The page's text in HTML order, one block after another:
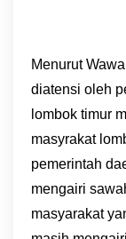
Menurut
diatensi oleh
lombok timur
masyrakat
pemerintah
mengairi
masyarakat